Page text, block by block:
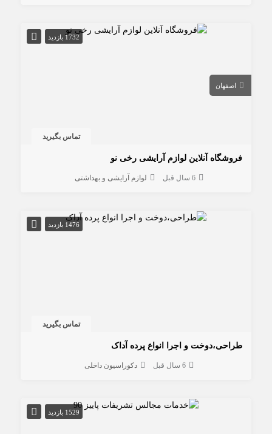
1732 بازدید
اصفهان
تماس بگیرید
فروشگاه آنلاین لوازم آرایشی رخی نو
6 سال قبل لوازم آرایشی و بهداشتی
1476 بازدید
تماس بگیرید
طراحی،دوخت و اجرا انواع پرده آداک
6 سال قبل دکوراسیون داخلی
1529 بازدید